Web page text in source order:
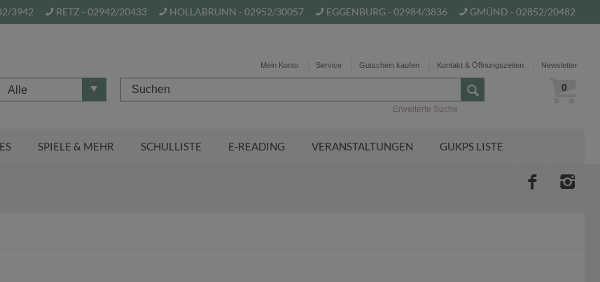
3942 RETZ - 02942/20433 HOLLABRUNN - 02952/30057 EGGENBURG - 02984/3836 GMÜND - 02852/20482
Mein Konto Service Gutschein kaufen Kontakt & Öffnungszeiten Newsletter
Alle 0
Erweiterte Suche
SPIELE & MEHR SCHULLISTE E-READING VERANSTALTUNGEN GUKPS LISTE